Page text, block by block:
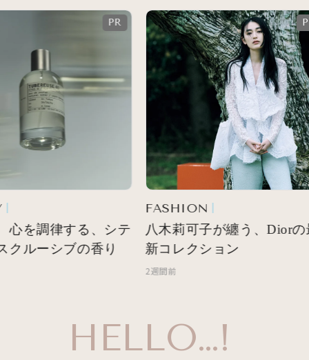
HELLO…!
を調律する、シテ
ルーシブの香り
FASHION
八木莉可子が纏う、Diorの
新コレクション
2週間前